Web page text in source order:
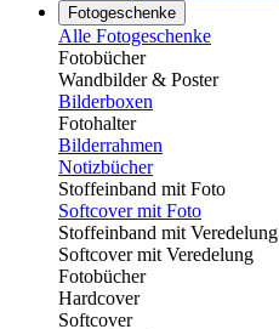
Fotogeschenke
Alle Fotogeschenke
Fotobücher
Wandbilder & Poster
Bilderboxen
Fotohalter
Bilderrahmen
Notizbücher
Stoffeinband mit Foto
Softcover mit Foto
Stoffeinband mit Veredelung
Softcover mit Veredelung
Fotobücher
Hardcover
Softcover